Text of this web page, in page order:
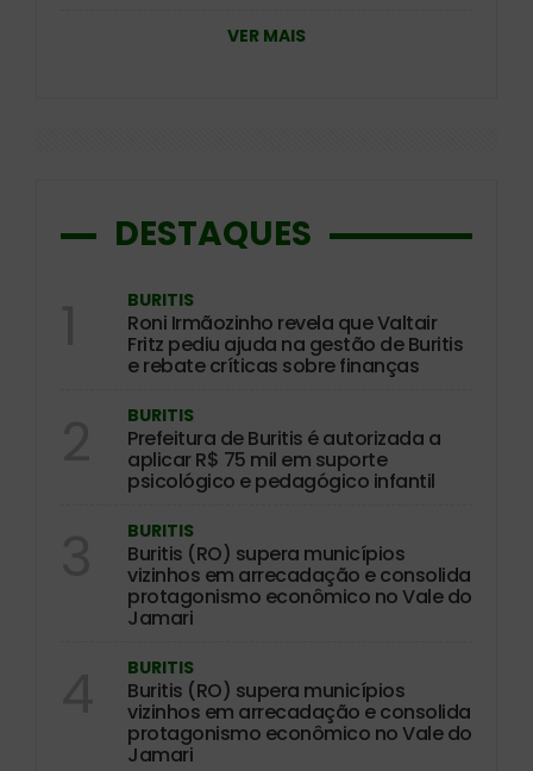
VER MAIS
DESTAQUES
BURITIS
Roni Irmãozinho revela que Valtair
Fritz pediu ajuda na gestão de Buritis
e rebate críticas sobre finanças
BURITIS
Prefeitura de Buritis é autorizada a
aplicar R$ 75 mil em suporte
psicológico e pedagógico infantil
BURITIS
Buritis (RO) supera municípios
vizinhos em arrecadação e consolida
protagonismo econômico no Vale do
Jamari
BURITIS
Buritis (RO) supera municípios
vizinhos em arrecadação e consolida
protagonismo econômico no Vale do
Jamari